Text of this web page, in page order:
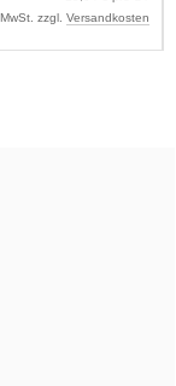
zzgl. Versandkosten